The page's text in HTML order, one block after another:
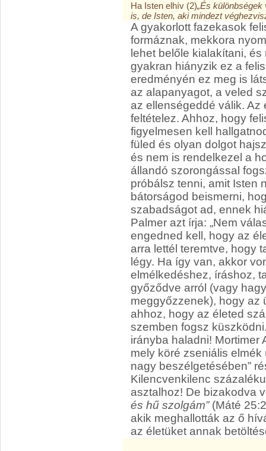
Ha Isten elhív (2)„És
is, de Isten, aki mindezt
A gyakorlott fazekasok
formáznak, mekkora
lehet belőle kialakítani,
gyakran hiányzik ez a
eredményén ez meg is
az alapanyagot, a veled
az ellenségeddé válik.
feltételez. Ahhoz, hogy
figyelmesen kell
füled és olyan dolgot
és nem is rendelkezel a
állandó szorongással
próbálsz tenni, amit Isten
bátorságod beismerni,
szabadságot ad, ennek
Palmer azt írja: „Nem
engedned kell, hogy az
arra lettél teremtve, hogy
légy. Ha így van, akkor
elmélkedéshez, íráshoz,
győződve arról (vagy
meggyőzzenek), hogy az
ahhoz, hogy az életed
szemben fogsz
irányba haladni! Mortimer
mely köré zseniális
nagy beszélgetésében”
Kilencvenkilenc
asztalhoz! De bizakodva
és hű szolgám”(Máté
akik meghallották az ő
az életüket annak